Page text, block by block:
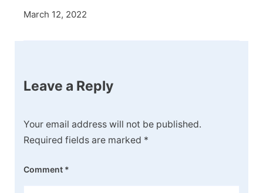
March 12, 2022
Leave a Reply
Your email address will not be published.
Required fields are marked *
Comment *